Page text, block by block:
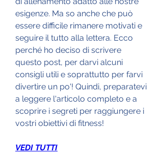
esigenze. Ma so anche che può
essere difficile rimanere motivati e
seguire il tutto alla lettera. Ecco
perché ho deciso di scrivere
questo post, per darvi alcuni
consigli utili e soprattutto per farvi
divertire un po'! Quindi, preparatevi
a leggere l'articolo completo e a
scoprire i segreti per raggiungere i
vostri obiettivi di fitness!
VEDI TUTTI